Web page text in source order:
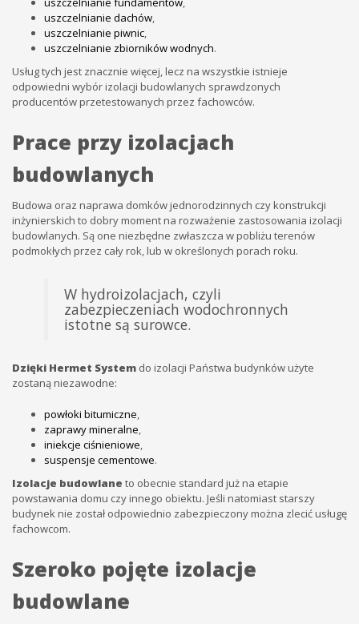
uszczelnianie dachów,
uszczelnianie piwnic,
uszczelnianie zbiorników wodnych.
Usług tych jest znacznie więcej, lecz na wszystkie istnieje
odpowiedni wybór izolacji budowlanych sprawdzonych
producentów przetestowanych przez fachowców.
Prace przy izolacjach
budowlanych
Budowa oraz naprawa domków jednorodzinnych czy konstrukcji
inżynierskich to dobry moment na rozważenie zastosowania izolacji
budowlanych. Są one niezbędne zwłaszcza w pobliżu terenów
podmokłych przez cały rok, lub w określonych porach roku.
W hydroizolacjach, czyli
zabezpieczeniach wodochronnych
istotne są surowce.
Dzięki Hermet System do izolacji Państwa budynków użyte
zostaną niezawodne:
powłoki bitumiczne,
zaprawy mineralne,
iniekcje ciśnieniowe,
suspensje cementowe.
Izolacje budowlane to obecnie standard już na etapie
powstawania domu czy innego obiektu. Jeśli natomiast starszy
budynek nie został odpowiednio zabezpieczony można zlecić usługę
fachowcom.
Szeroko pojęte izolacje
budowlane